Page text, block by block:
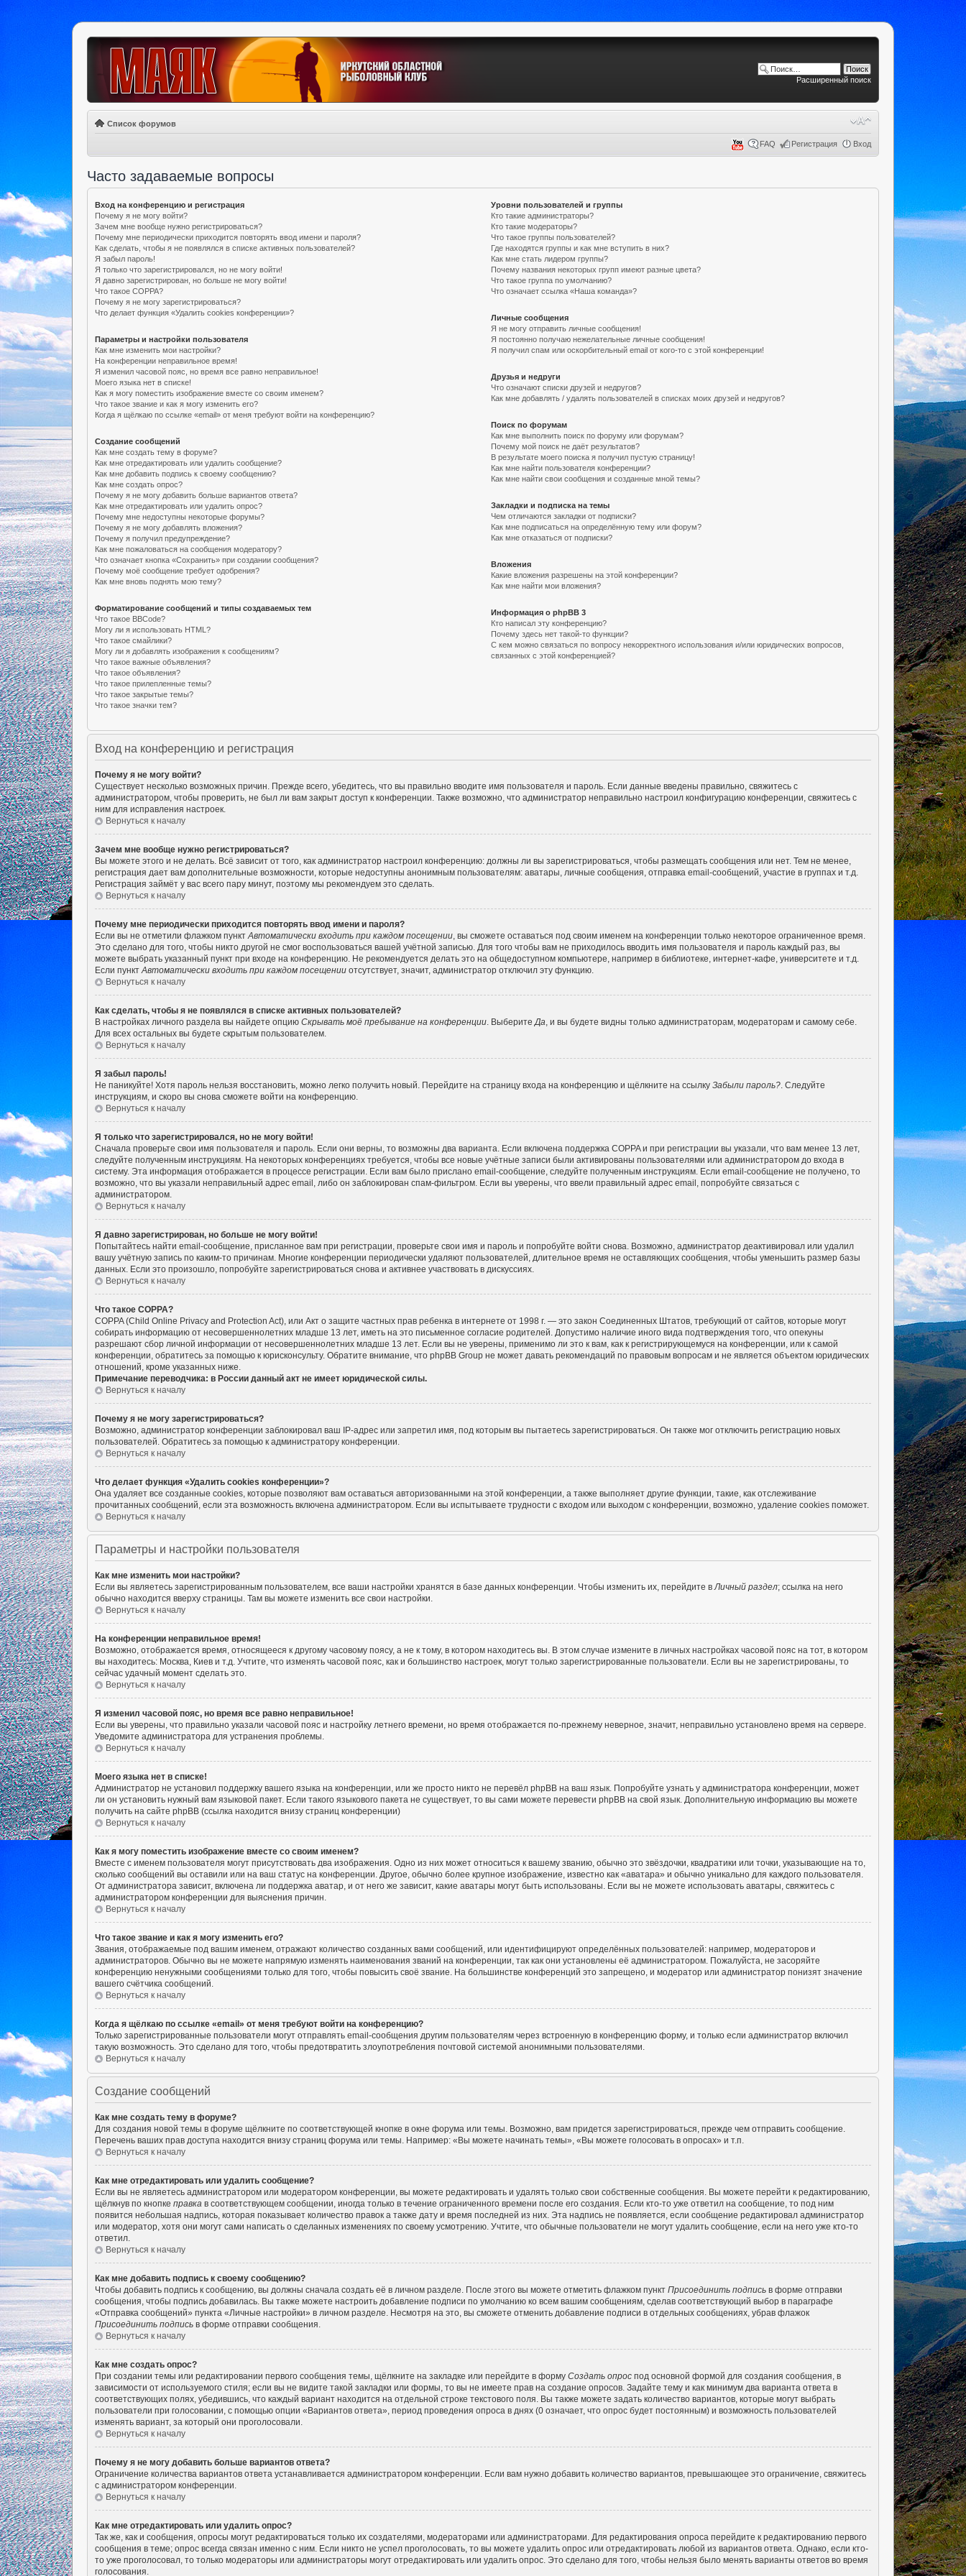
Расширенный поиск
Список форумов
FAQ Регистрация Вход
Часто задаваемые вопросы
Вход на конференцию и регистрация
Почему я не могу войти?
Зачем мне вообще нужно регистрироваться?
Почему мне периодически приходится повторять ввод имени и пароля?
Как сделать, чтобы я не появлялся в списке активных пользователей?
Я забыл пароль!
Я только что зарегистрировался, но не могу войти!
Я давно зарегистрирован, но больше не могу войти!
Что такое COPPA?
Почему я не могу зарегистрироваться?
Что делает функция «Удалить cookies конференции»?
Параметры и настройки пользователя
Как мне изменить мои настройки?
На конференции неправильное время!
Я изменил часовой пояс, но время все равно неправильное!
Моего языка нет в списке!
Как я могу поместить изображение вместе со своим именем?
Что такое звание и как я могу изменить его?
Когда я щёлкаю по ссылке «email» от меня требуют войти на конференцию?
Создание сообщений
Как мне создать тему в форуме?
Как мне отредактировать или удалить сообщение?
Как мне добавить подпись к своему сообщению?
Как мне создать опрос?
Почему я не могу добавить больше вариантов ответа?
Как мне отредактировать или удалить опрос?
Почему мне недоступны некоторые форумы?
Почему я не могу добавлять вложения?
Почему я получил предупреждение?
Как мне пожаловаться на сообщения модератору?
Что означает кнопка «Сохранить» при создании сообщения?
Почему моё сообщение требует одобрения?
Как мне вновь поднять мою тему?
Форматирование сообщений и типы создаваемых тем
Что такое BBCode?
Могу ли я использовать HTML?
Что такое смайлики?
Могу ли я добавлять изображения к сообщениям?
Что такое важные объявления?
Что такое объявления?
Что такое прилепленные темы?
Что такое закрытые темы?
Что такое значки тем?
Уровни пользователей и группы
Кто такие администраторы?
Кто такие модераторы?
Что такое группы пользователей?
Где находятся группы и как мне вступить в них?
Как мне стать лидером группы?
Почему названия некоторых групп имеют разные цвета?
Что такое группа по умолчанию?
Что означает ссылка «Наша команда»?
Личные сообщения
Я не могу отправить личные сообщения!
Я постоянно получаю нежелательные личные сообщения!
Я получил спам или оскорбительный email от кого-то с этой конференции!
Друзья и недруги
Что означают списки друзей и недругов?
Как мне добавлять / удалять пользователей в списках моих друзей и недругов?
Поиск по форумам
Как мне выполнить поиск по форуму или форумам?
Почему мой поиск не даёт результатов?
В результате моего поиска я получил пустую страницу!
Как мне найти пользователя конференции?
Как мне найти свои сообщения и созданные мной темы?
Закладки и подписка на темы
Чем отличаются закладки от подписки?
Как мне подписаться на определённую тему или форум?
Как мне отказаться от подписки?
Вложения
Какие вложения разрешены на этой конференции?
Как мне найти мои вложения?
Информация о phpBB 3
Кто написал эту конференцию?
Почему здесь нет такой-то функции?
С кем можно связаться по вопросу некорректного использования и/или юридических вопросов,
связанных с этой конференцией?
Вход на конференцию и регистрация
Почему я не могу войти?
Существует несколько возможных причин. Прежде всего, убедитесь, что вы правильно вводите имя пользователя и пароль. Если данные введены правильно, свяжитесь с
администратором, чтобы проверить, не был ли вам закрыт доступ к конференции. Также возможно, что администратор неправильно настроил конфигурацию конференции, свяжитесь с
ним для исправления настроек.
Вернуться к началу
Зачем мне вообще нужно регистрироваться?
Вы можете этого и не делать. Всё зависит от того, как администратор настроил конференцию: должны ли вы зарегистрироваться, чтобы размещать сообщения или нет. Тем не менее,
регистрация дает вам дополнительные возможности, которые недоступны анонимным пользователям: аватары, личные сообщения, отправка email-сообщений, участие в группах и т.д.
Регистрация займёт у вас всего пару минут, поэтому мы рекомендуем это сделать.
Вернуться к началу
Почему мне периодически приходится повторять ввод имени и пароля?
Если вы не отметили флажком пунктАвтоматически входить при каждом посещении, вы сможете оставаться под своим именем на конференции только некоторое ограниченное время.
Это сделано для того, чтобы никто другой не смог воспользоваться вашей учётной записью. Для того чтобы вам не приходилось вводить имя пользователя и пароль каждый раз, вы
можете выбрать указанный пункт при входе на конференцию. Не рекомендуется делать это на общедоступном компьютере, например в библиотеке, интернет-кафе, университете и т.д.
Если пунктАвтоматически входить при каждом посещении отсутствует, значит, администратор отключил эту функцию.
Вернуться к началу
Как сделать, чтобы я не появлялся в списке активных пользователей?
В настройках личного раздела вы найдете опцию Скрывать моё пребывание на конференции. ВыберитеДа, и вы будете видны только администраторам, модераторам и самому себе.
Для всех остальных вы будете скрытым пользователем.
Вернуться к началу
Я забыл пароль!
Не паникуйте! Хотя пароль нельзя восстановить, можно легко получить новый. Перейдите на страницу входа на конференцию и щёлкните на ссылку Забыли пароль?. Следуйте
инструкциям, и скоро вы снова сможете войти на конференцию.
Вернуться к началу
Я только что зарегистрировался, но не могу войти!
Сначала проверьте свои имя пользователя и пароль. Если они верны, то возможны два варианта. Если включена поддержка COPPA и при регистрации вы указали, что вам менее 13 лет,
следуйте полученным инструкциям. На некоторых конференциях требуется, чтобы все новые учётные записи были активированы пользователями или администратором до входа в
систему. Эта информация отображается в процессе регистрации. Если вам было прислано email-сообщение, следуйте полученным инструкциям. Если email-сообщение не получено, то
возможно, что вы указали неправильный адрес email, либо он заблокирован спам-фильтром. Если вы уверены, что ввели правильный адрес email, попробуйте связаться с
администратором.
Вернуться к началу
Я давно зарегистрирован, но больше не могу войти!
Попытайтесь найти email-сообщение, присланное вам при регистрации, проверьте свои имя и пароль и попробуйте войти снова. Возможно, администратор деактивировал или удалил
вашу учётную запись по каким-то причинам. Многие конференции периодически удаляют пользователей, длительное время не оставляющих сообщения, чтобы уменьшить размер базы
данных. Если это произошло, попробуйте зарегистрироваться снова и активнее участвовать в дискуссиях.
Вернуться к началу
Что такое COPPA?
COPPA (Child Online Privacy and Protection Act), или Акт о защите частных прав ребенка в интернете от 1998 г. — это закон Соединенных Штатов, требующий от сайтов, которые могут
собирать информацию от несовершеннолетних младше 13 лет, иметь на это письменное согласие родителей. Допустимо наличие иного вида подтверждения того, что опекуны
разрешают сбор личной информации от несовершеннолетних младше 13 лет. Если вы не уверены, применимо ли это к вам, как к регистрирующемуся на конференции, или к самой
конференции, обратитесь за помощью к юрисконсульту. Обратите внимание, что phpBB Group не может давать рекомендаций по правовым вопросам и не является объектом юридических
отношений, кроме указанных ниже.
Примечание переводчика: в России данный акт не имеет юридической силы.
Вернуться к началу
Почему я не могу зарегистрироваться?
Возможно, администратор конференции заблокировал ваш IP-адрес или запретил имя, под которым вы пытаетесь зарегистрироваться. Он также мог отключить регистрацию новых
пользователей. Обратитесь за помощью к администратору конференции.
Вернуться к началу
Что делает функция «Удалить cookies конференции»?
Она удаляет все созданные cookies, которые позволяют вам оставаться авторизованными на этой конференции, а также выполняет другие функции, такие, как отслеживание
прочитанных сообщений, если эта возможность включена администратором. Если вы испытываете трудности с входом или выходом с конференции, возможно, удаление cookies поможет.
Вернуться к началу
Параметры и настройки пользователя
Как мне изменить мои настройки?
Если вы являетесь зарегистрированным пользователем, все ваши настройки хранятся в базе данных конференции. Чтобы изменить их, перейдите вЛичный раздел; ссылка на него
обычно находится вверху страницы. Там вы можете изменить все свои настройки.
Вернуться к началу
На конференции неправильное время!
Возможно, отображается время, относящееся к другому часовому поясу, а не к тому, в котором находитесь вы. В этом случае измените в личных настройках часовой пояс на тот, в котором
вы находитесь: Москва, Киев и т.д. Учтите, что изменять часовой пояс, как и большинство настроек, могут только зарегистрированные пользователи. Если вы не зарегистрированы, то
сейчас удачный момент сделать это.
Вернуться к началу
Я изменил часовой пояс, но время все равно неправильное!
Если вы уверены, что правильно указали часовой пояс и настройку летнего времени, но время отображается по-прежнему неверное, значит, неправильно установлено время на сервере.
Уведомите администратора для устранения проблемы.
Вернуться к началу
Моего языка нет в списке!
Администратор не установил поддержку вашего языка на конференции, или же просто никто не перевёл phpBB на ваш язык. Попробуйте узнать у администратора конференции, может
ли он установить нужный вам языковой пакет. Если такого языкового пакета не существует, то вы сами можете перевести phpBB на свой язык. Дополнительную информацию вы можете
получить на сайте phpBB (ссылка находится внизу страниц конференции)
Вернуться к началу
Как я могу поместить изображение вместе со своим именем?
Вместе с именем пользователя могут присутствовать два изображения. Одно из них может относиться к вашему званию, обычно это звёздочки, квадратики или точки, указывающие на то,
сколько сообщений вы оставили или на ваш статус на конференции. Другое, обычно более крупное изображение, известно как «аватара» и обычно уникально для каждого пользователя.
От администратора зависит, включена ли поддержка аватар, и от него же зависит, какие аватары могут быть использованы. Если вы не можете использовать аватары, свяжитесь с
администратором конференции для выяснения причин.
Вернуться к началу
Что такое звание и как я могу изменить его?
Звания, отображаемые под вашим именем, отражают количество созданных вами сообщений, или идентифицируют определённых пользователей: например, модераторов и
администраторов. Обычно вы не можете напрямую изменять наименования званий на конференции, так как они установлены её администратором. Пожалуйста, не засоряйте
конференцию ненужными сообщениями только для того, чтобы повысить своё звание. На большинстве конференций это запрещено, и модератор или администратор понизят значение
вашего счётчика сообщений.
Вернуться к началу
Когда я щёлкаю по ссылке «email» от меня требуют войти на конференцию?
Только зарегистрированные пользователи могут отправлять email-сообщения другим пользователям через встроенную в конференцию форму, и только если администратор включил
такую возможность. Это сделано для того, чтобы предотвратить злоупотребления почтовой системой анонимными пользователями.
Вернуться к началу
Создание сообщений
Как мне создать тему в форуме?
Для создания новой темы в форуме щёлкните по соответствующей кнопке в окне форума или темы. Возможно, вам придется зарегистрироваться, прежде чем отправить сообщение.
Перечень ваших прав доступа находится внизу страниц форума или темы. Например: «Вы можете начинать темы», «Вы можете голосовать в опросах» и т.п.
Вернуться к началу
Как мне отредактировать или удалить сообщение?
Если вы не являетесь администратором или модератором конференции, вы можете редактировать и удалять только свои собственные сообщения. Вы можете перейти к редактированию,
щёлкнув по кнопке правка в соответствующем сообщении, иногда только в течение ограниченного времени после его создания. Если кто-то уже ответил на сообщение, то под ним
появится небольшая надпись, которая показывает количество правок а также дату и время последней из них. Эта надпись не появляется, если сообщение редактировал администратор
или модератор, хотя они могут сами написать о сделанных изменениях по своему усмотрению. Учтите, что обычные пользователи не могут удалить сообщение, если на него уже кто-то
ответил.
Вернуться к началу
Как мне добавить подпись к своему сообщению?
Чтобы добавить подпись к сообщению, вы должны сначала создать её в личном разделе. После этого вы можете отметить флажком пункт Присоединить подпись в форме отправки
сообщения, чтобы подпись добавилась. Вы также можете настроить добавление подписи по умолчанию ко всем вашим сообщениям, сделав соответствующий выбор в параграфе
«Отправка сообщений» пункта «Личные настройки» в личном разделе. Несмотря на это, вы сможете отменить добавление подписи в отдельных сообщениях, убрав флажок
Присоединить подпись в форме отправки сообщения.
Вернуться к началу
Как мне создать опрос?
При создании темы или редактировании первого сообщения темы, щёлкните на закладке или перейдите в форму Создать опрос под основной формой для создания сообщения, в
зависимости от используемого стиля; если вы не видите такой закладки или формы, то вы не имеете прав на создание опросов. Задайте тему и как минимум два варианта ответа в
соответствующих полях, убедившись, что каждый вариант находится на отдельной строке текстового поля. Вы также можете задать количество вариантов, которые могут выбрать
пользователи при голосовании, с помощью опции «Вариантов ответа», период проведения опроса в днях (0 означает, что опрос будет постоянным) и возможность пользователей
изменять вариант, за который они проголосовали.
Вернуться к началу
Почему я не могу добавить больше вариантов ответа?
Ограничение количества вариантов ответа устанавливается администратором конференции. Если вам нужно добавить количество вариантов, превышающее это ограничение, свяжитесь
с администратором конференции.
Вернуться к началу
Как мне отредактировать или удалить опрос?
Так же, как и сообщения, опросы могут редактироваться только их создателями, модераторами или администраторами. Для редактирования опроса перейдите к редактированию первого
сообщения в теме; опрос всегда связан именно с ним. Если никто не успел проголосовать, то вы можете удалить опрос или отредактировать любой из вариантов ответа. Однако, если кто-
то уже проголосовал, то только модераторы или администраторы могут отредактировать или удалить опрос. Это сделано для того, чтобы нельзя было менять варианты ответов во время
голосования.